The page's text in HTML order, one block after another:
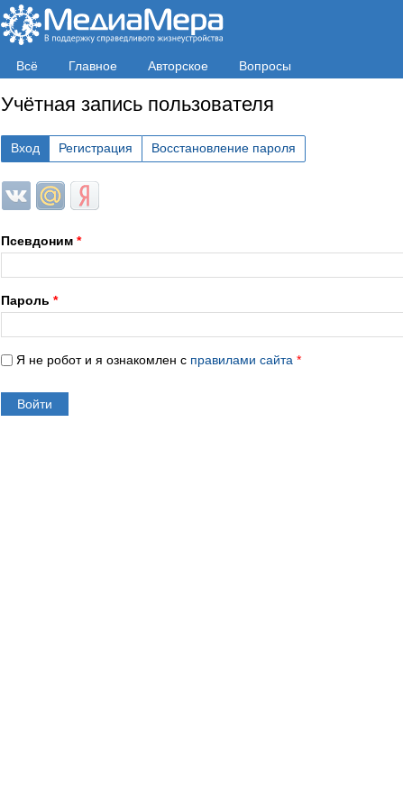
Всё Главное Авторское Вопросы
Учётная запись пользователя
Вход Регистрация Восстановление пароля
Login with ВКонтакте
Login with Mail.ru
Login with Яндекс
Псевдоним *
Пароль *
Я не робот и я ознакомлен с правилами сайта *